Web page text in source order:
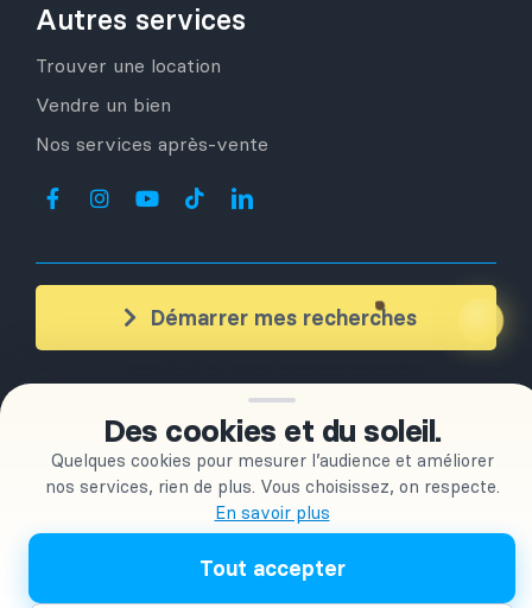
Des cookies et du soleil.
Quelques cookies pour mesurer l’audience et améliorer
nos services, rien de plus. Vous choisissez, on respecte.
En savoir plus
Tout accepter
Autres services
Trouver une location
Vendre un bien
Nos services après-vente
Démarrer mes recherches
OLESPAINEASY S.L| © Copyright 2026 | Conditions générales
d’utilisation | Confidentialité